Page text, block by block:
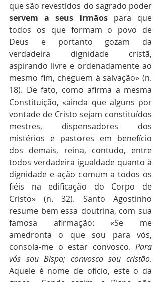
servem a seus irmãos para que
todos os que formam o povo de
Deus e portanto gozam da
verdadeira dignidade cristã,
aspirando livre e ordenadamente ao
mesmo fim, cheguem à salvação» (n.
18). De fato, como afirma a mesma
Constituição, «ainda que alguns por
vontade de Cristo sejam constituídos
mestres, dispensadores dos
mistérios e pastores em benefício
dos demais, reina, contudo, entre
todos verdadeira igualdade quanto à
dignidade e ação comum a todos os
fiéis na edificação do Corpo de
Cristo» (n. 32). Santo Agostinho
resume bem essa doutrina, com sua
famosa afirmação: «Se me
amedronta o que sou para vós,
consola-me o estar convosco. Para
vós sou Bispo; convosco sou cristão.
Aquele é nome de ofício, este o da